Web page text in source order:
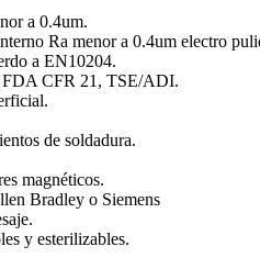
a 0.4um.
Ra menor a 0.4um electro
a EN10204.
FDA CFR 21, TSE/ADI.
de soldadura.
magnéticos.
Bradley o Siemens
y esterilizables.